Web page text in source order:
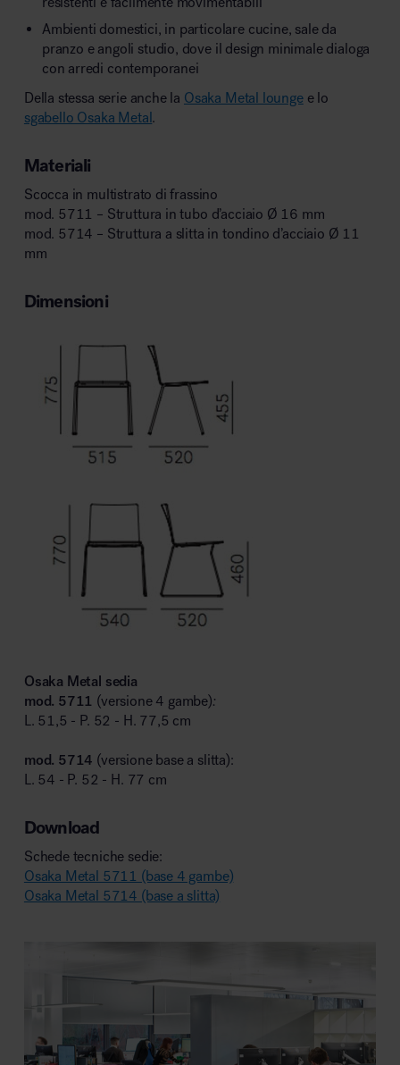
Ambienti domestici, in particolare cucine, sale da
pranzo e angoli studio, dove il design minimale dialoga
con arredi contemporanei
Della stessa serie anche la Osaka Metal loungee lo
sgabello Osaka Metal.
Materiali
Scocca in multistrato di frassino
mod. 5711 – Struttura in tubo d’acciaio Ø 16 mm
mod. 5714 – Struttura a slitta in tondino d’acciaio Ø 11
mm
Dimensioni
Osaka Metal sedia
mod. 5711 (versione 4 gambe):
L. 51,5 - P. 52 - H. 77,5 cm
mod. 5714 (versione base a slitta):
L. 54 - P. 52 - H. 77 cm
Download
Schede tecniche sedie:
Osaka Metal 5711 (base 4 gambe)
Osaka Metal 5714 (base a slitta)